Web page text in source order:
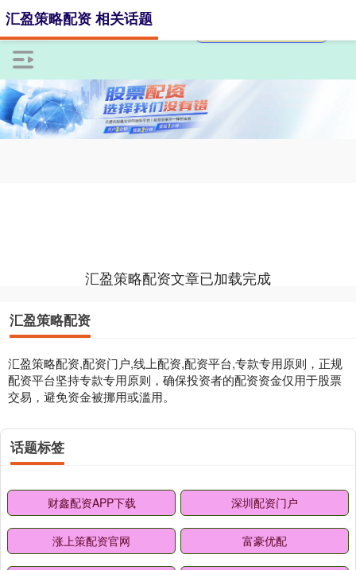
汇盈策略配资 相关话题
汇盈策略配资文章已加载完成
汇盈策略配资
汇盈策略配资,配资门户,线上配资,配资平台,专款专用原则，正规
配资平台坚持专款专用原则，确保投资者的配资资金仅用于股票
交易，避免资金被挪用或滥用。
话题标签
财鑫配资APP下载 深圳配资门户
涨上策配资官网 富豪优配